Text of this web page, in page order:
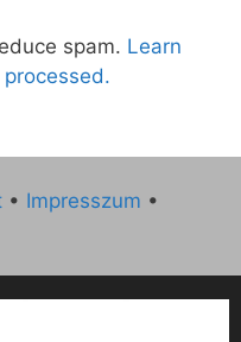
spam. Learn
• Impresszum •